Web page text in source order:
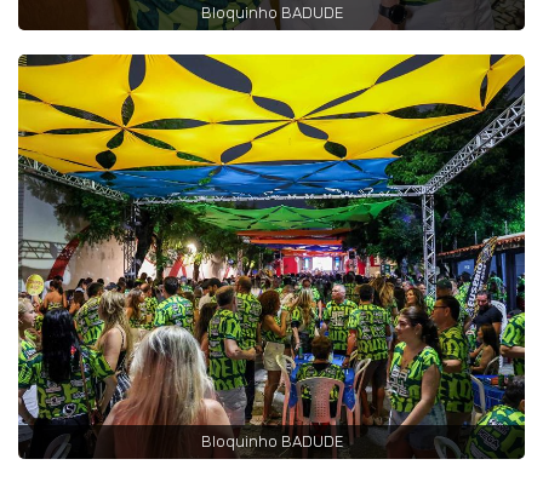
Bloquinho BADUDE
Bloquinho BADUDE